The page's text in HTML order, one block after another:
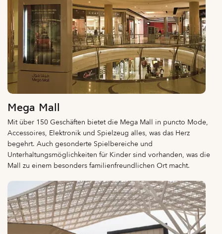
Mega Mall
Mit über 150 Geschäften bietet die Mega Mall in puncto Mode,
Accessoires, Elektronik und Spielzeug alles, was das Herz
begehrt. Auch gesonderte Spielbereiche und
Unterhaltungsmöglichkeiten für Kinder sind vorhanden, was die
Mall zu einem besonders familienfreundlichen Ort macht.